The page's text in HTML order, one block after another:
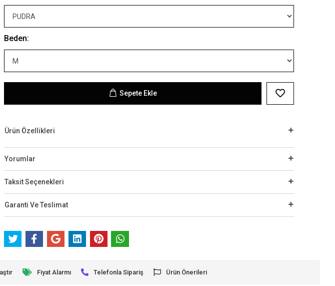
Beden:
Sepete Ekle
Ürün Özellikleri
Yorumlar
Taksit Seçenekleri
Garanti Ve Teslimat
Fiyat Alarmı Telefonla Sipariş Ürün Önerileri